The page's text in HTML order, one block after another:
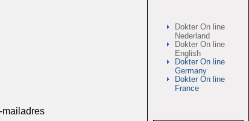
mailadres
Dokter On line
Nederland
Dokter On line
English
Dokter On line
Germany
Dokter On line
France